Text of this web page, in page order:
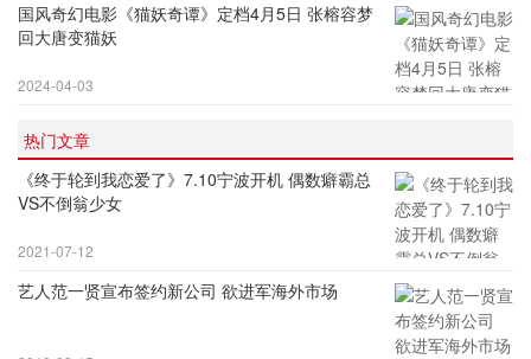
国风奇幻电影《猫妖奇谭》定档4月5日 张榕容梦
回大唐变猫妖
2024-04-03
热门文章
《终于轮到我恋爱了》7.10宁波开机 偶数癖霸总
VS不倒翁少女
2021-07-12
艺人范一贤宣布签约新公司 欲进军海外市场